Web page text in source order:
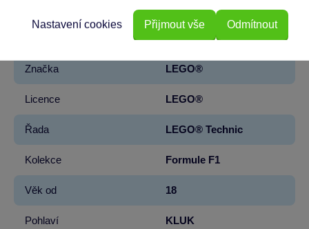
5702017816302
5122-42207
Značka LEGO®
Licence LEGO®
Řada LEGO® Technic
Kolekce Formule F1
Věk od 18
Pohlaví KLUK
Odmítnout
Nastavení cookies Přijmout vše